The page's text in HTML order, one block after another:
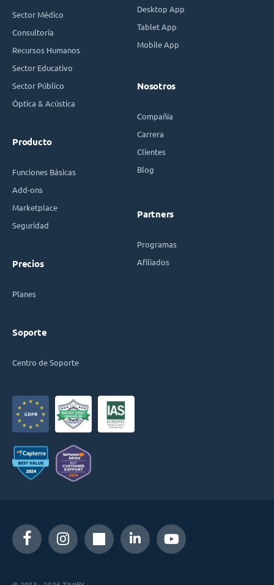
Sector Médico
Consultoría
Recursos Humanos
Sector Educativo
Sector Público
Óptica & Acústica
Producto
Funciones Básicas
Add-ons
Marketplace
Seguridad
Precios
Planes
Soporte
Centro de Soporte
Desktop App
Tablet App
Mobile App
Nosotros
Compañía
Carrera
Clientes
Blog
Partners
Programas
Afiliados